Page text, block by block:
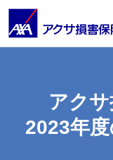
アク
2023年